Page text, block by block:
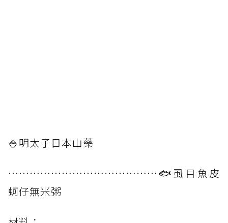
🍚明太子日本山藥
⋯⋯⋯⋯⋯⋯⋯⋯⋯⋯⋯⋯⋯⋯🐟虱目魚皮
蚵仔無米粥